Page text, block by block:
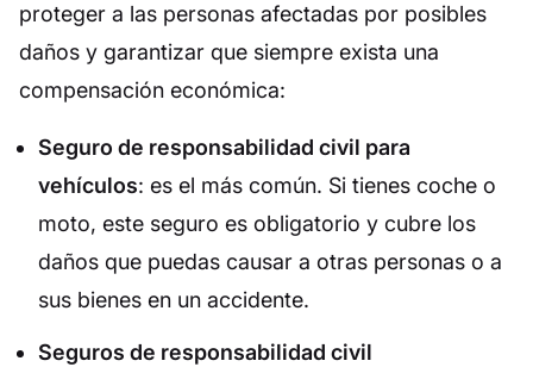
proteger a las personas afectadas por posibles
daños y garantizar que siempre exista una
compensación económica:
Seguro de responsabilidad civil para
vehículos: es el más común. Si tienes coche o
moto, este seguro es obligatorio y cubre los
daños que puedas causar a otras personas o a
sus bienes en un accidente.
Seguros de responsabilidad civil